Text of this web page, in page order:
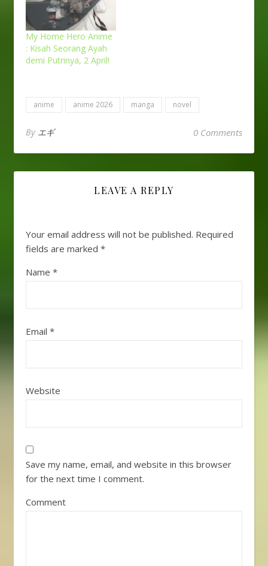
My Home Hero Anime
: Kisah Seorang Ayah
demi Putrinya, 2 April!
anime anime 2026 manga novel
By エギ 0 Comments
LEAVE A REPLY
Your email address will not be published. Required
fields are marked *
Name *
Email *
Website
Save my name, email, and website in this browser
for the next time I comment.
Comment